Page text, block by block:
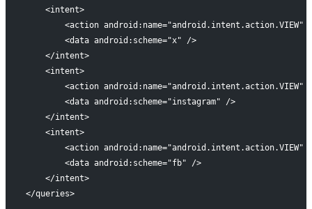
    <intent>
<action android:name="android.intent.action.VIEW"
        <data android:scheme="x" />
    </intent>
    <intent>
<action android:name="android.intent.action.VIEW"
        <data android:scheme="instagram" />
    </intent>
    <intent>
<action android:name="android.intent.action.VIEW"
        <data android:scheme="fb" />
    </intent>
</queries>